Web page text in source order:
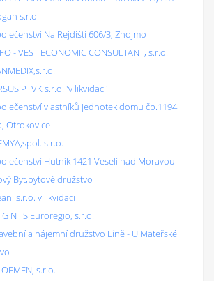
s.r.o.
Na Rejdišti 606/3, Znojmo
- VEST ECONOMIC CONSULTANT, s.r.o.
PTVK s.r.o. 'v likvidaci'
vlastníků jednotek domu čp.1194
Otrokovice
s r.o.
Hutník 1421 Veselí nad Moravou
Byt,bytové družstvo
s.r.o. v likvidaci
G N I S Euroregio, s.r.o.
a nájemní družstvo Líně - U Mateřské
s.r.o.